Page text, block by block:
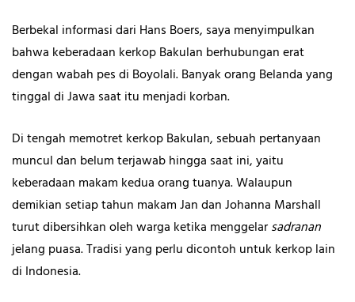
Berbekal informasi dari Hans Boers, saya menyimpulkan
bahwa keberadaan kerkop Bakulan berhubungan erat
dengan wabah pesdi Boyolali. Banyak orang Belanda yang
tinggal di Jawa saat itu menjadi korban.
Di tengah memotret kerkop Bakulan, sebuah pertanyaan
muncul dan belum terjawab hingga saat ini, yaitu
keberadaan makam kedua orang tuanya. Walaupun
demikian setiap tahun makam Jan dan Johanna Marshall
turut dibersihkan oleh warga ketika menggelarsadranan
jelang puasa. Tradisi yang perlu dicontoh untuk kerkop lain
di Indonesia.